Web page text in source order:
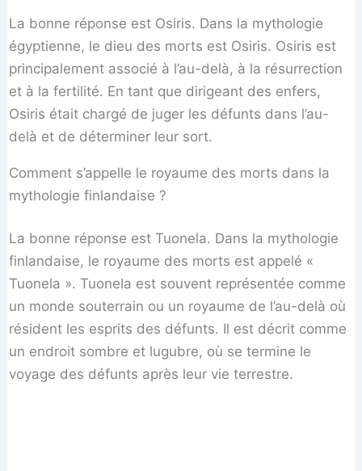
La bonne réponse est Osiris. Dans la mythologie
égyptienne, le dieu des morts est Osiris. Osiris est
principalement associé à l’au-delà, à la résurrection
et à la fertilité. En tant que dirigeant des enfers,
Osiris était chargé de juger les défunts dans l’au-
delà et de déterminer leur sort.
Comment s’appelle le royaume des morts dans la
mythologie finlandaise ?
La bonne réponse est Tuonela. Dans la mythologie
finlandaise, le royaume des morts est appelé «
Tuonela ». Tuonela est souvent représentée comme
un monde souterrain ou un royaume de l’au-delà où
résident les esprits des défunts. Il est décrit comme
un endroit sombre et lugubre, où se termine le
voyage des défunts après leur vie terrestre.